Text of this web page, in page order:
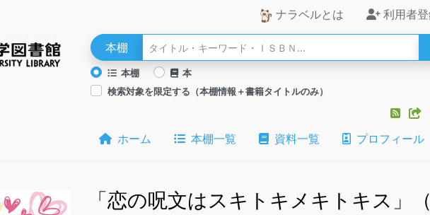
ナラベルとは 利用者
本棚
本棚
本
検索対象を限定する（本棚情報＋書籍タイトルのみ）
ホーム 本棚一覧 資料一覧 プロフィール
「恋の呪文はスキトキメキトキス」